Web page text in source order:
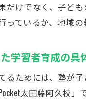
だけでなく、子ど
っているか、地域
学習者育成の具
るためには、塾が
太田藤阿久校